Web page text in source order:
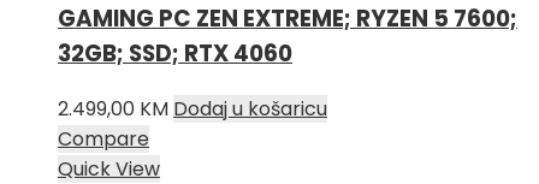
GAMING PC ZEN EXTREME; RYZEN 5 7600;
32GB; SSD; RTX 4060
2.499,00 KM Dodaj u košaricu
Compare
Quick View